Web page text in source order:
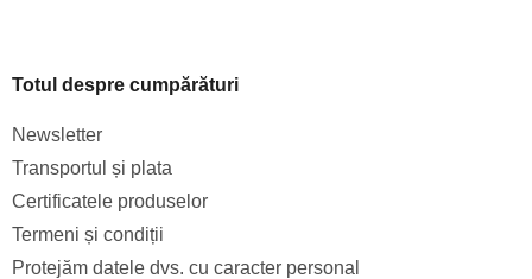
Totul despre cumpărături
Newsletter
Transportul și plata
Certificatele produselor
Termeni și condiții
Protejăm datele dvs. cu caracter personal